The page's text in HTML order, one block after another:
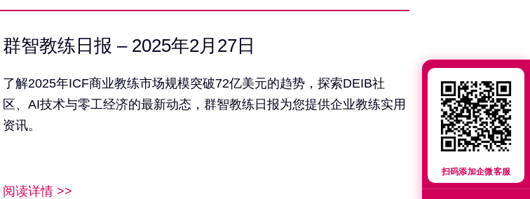
群智教练日报 – 2025年2月27日
了解2025年ICF商业教练市场规模突破72亿美元的趋势，探索DEIB社
区、AI技术与零工经济的最新动态，群智教练日报为您提供企业教练实用
资讯。
阅读详情 >>
扫码添加企微客服